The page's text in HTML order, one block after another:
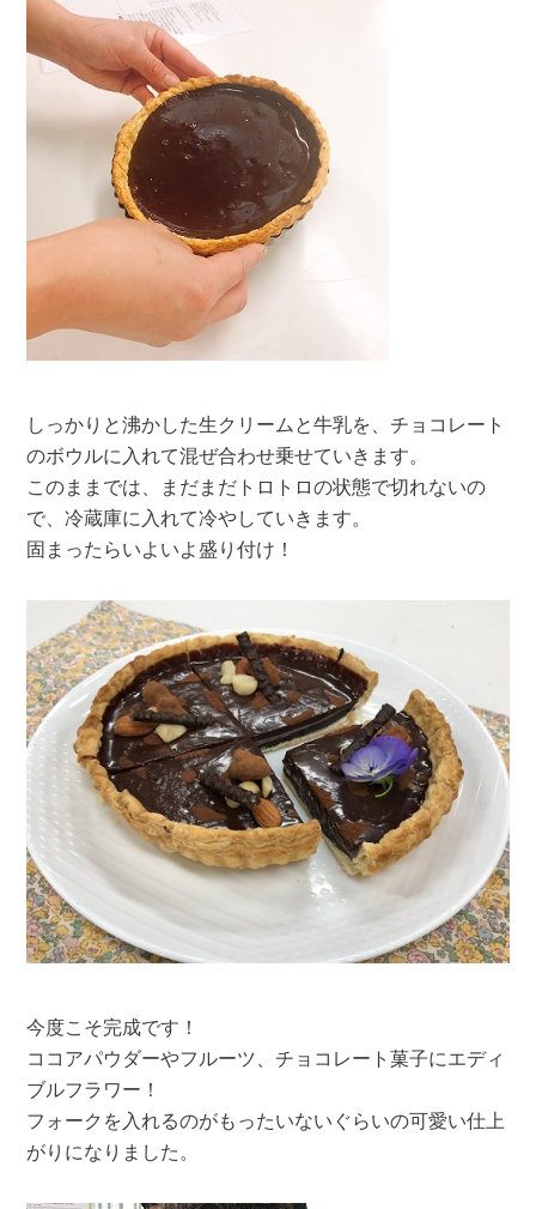
しっかりと沸かした生クリームと牛乳を、チョコレート
のボウルに入れて混ぜ合わせ乗せていきます。
このままでは、まだまだトロトロの状態で切れないの
で、冷蔵庫に入れて冷やしていきます。
固まったらいよいよ盛り付け！
今度こそ完成です！
ココアパウダーやフルーツ、チョコレート菓子にエディ
ブルフラワー！
フォークを入れるのがもったいないぐらいの可愛い仕上
がりになりました。